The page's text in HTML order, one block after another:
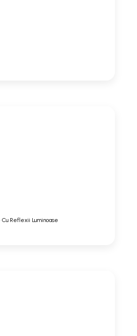
Reflexii Luminoase